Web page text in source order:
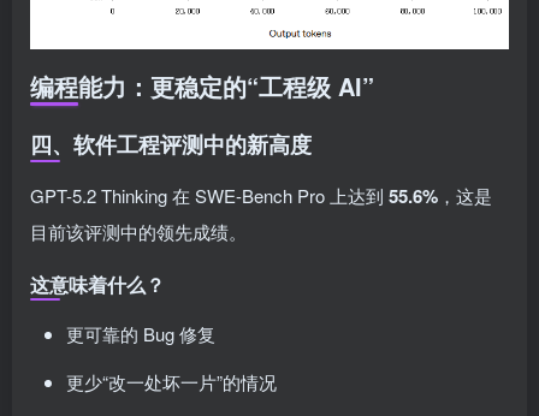
编程能力：更稳定的“工程级 AI”
四、软件工程评测中的新高度
GPT-5.2 Thinking 在 SWE-Bench Pro 上达到 55.6% ，这是
目前该评测中的领先成绩。
这意味着什么？
更可靠的 Bug 修复
更少“改一处坏一片”的情况